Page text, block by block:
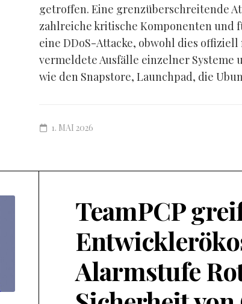
getroffen. Eine grenzüberschreitende
zahlreiche kritische Komponenten und
eine DDoS-Attacke, obwohl dies
vermeldete Ausfälle einzelner Systeme
wie den Snapstore, Launchpad, die
1. MAI 2026
TeamPCP
Alarmstufe